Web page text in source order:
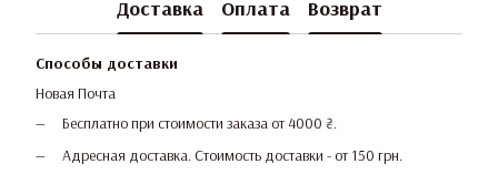
Доставка Оплата Возврат
Способы доставки
Новая Почта
Бесплатно при стоимости заказа от 4000 ₴.
Адресная доставка. Стоимость доставки - от 150 грн.